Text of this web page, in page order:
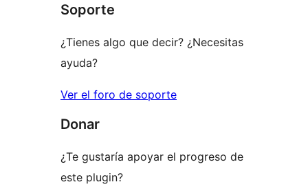
Soporte
¿Tienes algo que decir? ¿Necesitas
ayuda?
Ver el foro de soporte
Donar
¿Te gustaría apoyar el progreso de
este plugin?